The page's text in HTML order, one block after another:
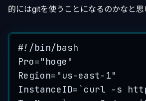
的にはgitを使うことになるのかなと思
#!/bin/bash
Pro= " hoge "
Region= " us-east-1"
InstanceID= ` curl -s